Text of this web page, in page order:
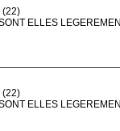
(22)
ELLES
(22)
ELLES